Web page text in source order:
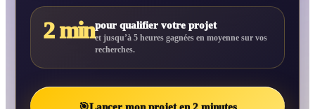
2 minpour qualifier votre projet
et jusqu’à 5 heures gagnées en moyenne sur vos
recherches.
🎯Lancer mon projet en 2 minutes